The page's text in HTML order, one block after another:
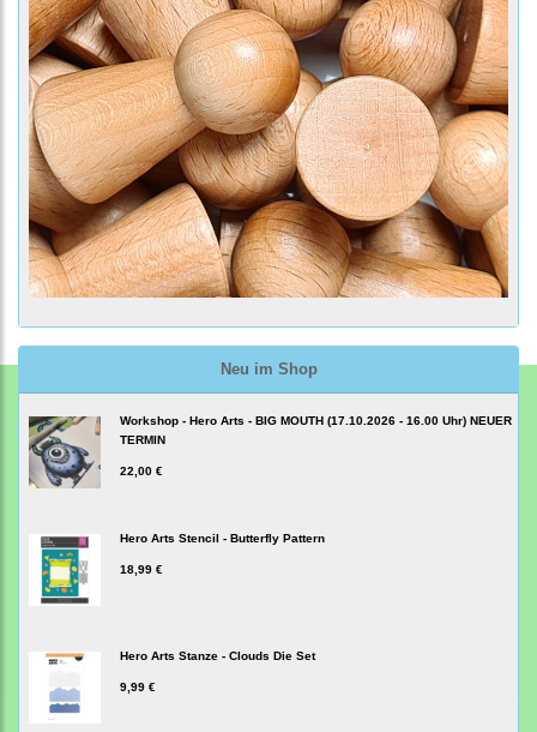
Neu im Shop
Workshop - Hero Arts - BIG MOUTH (17.10.2026 - 16.00 Uhr) NEUER
TERMIN
22,00 €
Hero Arts Stencil - Butterfly Pattern
18,99 €
Hero Arts Stanze - Clouds Die Set
9,99 €